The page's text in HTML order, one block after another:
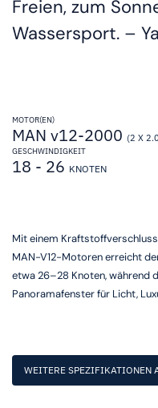
Freien, zum
Wassersport. –
MOTOR(EN)
MAN v12-2000 (2 X
GESCHWINDIGKEIT
18 - 26 KNOTEN
Mit einem
MAN-V12-Motoren erreicht
etwa 26–28 Knoten, während
Panoramafenster für Licht,
WEITERE SPEZIFIKATIONEN